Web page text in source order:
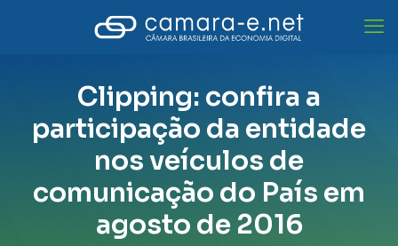
Clipping: confira a
participação da entidade
nos veículos de
comunicação do País em
agosto de 2016